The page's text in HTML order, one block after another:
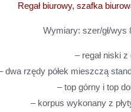
Regał biurowy, szafka
Wymiary: szer/gł/wys
– regał niski
dwa rzędy półek mieszczą
– top górny i top
– korpus wykonany z